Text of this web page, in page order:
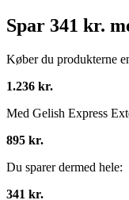
Spar 341 kr.
Køber du produkterne
1.236 kr.
Med Gelish Express
895 kr.
Du sparer dermed hele:
341 kr.